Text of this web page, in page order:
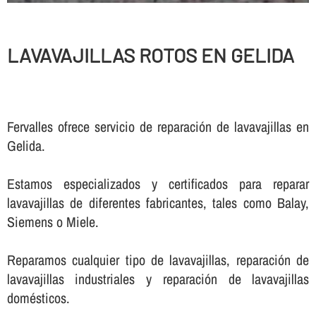
LAVAVAJILLAS ROTOS EN GELIDA
Fervalles ofrece servicio de reparación de lavavajillas en
Gelida.
Estamos especializados y certificados para reparar
lavavajillas de diferentes fabricantes, tales como Balay,
Siemens o Miele.
Reparamos cualquier tipo de lavavajillas, reparación de
lavavajillas industriales y reparación de lavavajillas
domésticos.